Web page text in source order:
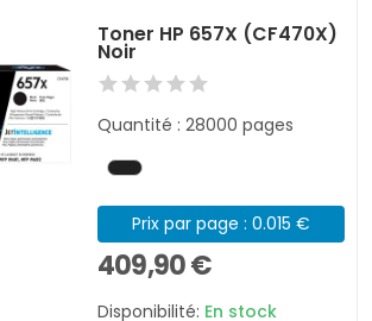
Toner HP 657X (CF470X)
Noir
Quantité : 28000 pages
Prix par page : 0.015 €
409,90 €
Disponibilité: En stock